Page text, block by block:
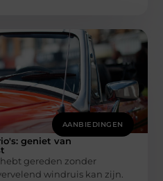
AANBIEDINGEN
geniet van
gereden zonder
windruis kan zijn.